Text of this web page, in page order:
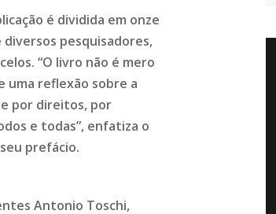
é dividida em onze
pesquisadores,
“O livro não é mero
uma reflexão sobre a
por direitos, por
e todas”, enfatiza o
prefácio.
Antonio Toschi,